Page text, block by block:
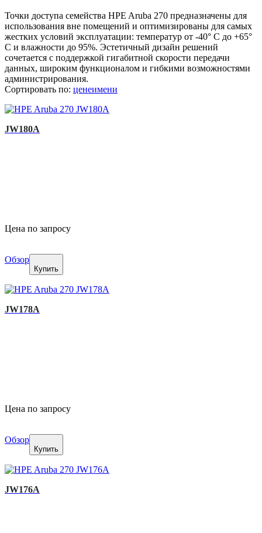
Точки доступа семейства HPE Aruba 270 предназначены для
использования вне помещений и оптимизированы для самых
жестких условий эксплуатации: температур от -40° C до +65°
C и влажности до 95%. Эстетичный дизайн решений
сочетается с поддержкой гигабитной скорости передачи
данных, широким функционалом и гибкими возможностями
администрирования.
Сортировать по: ценеимени
JW180A
Цена по запросу
Обзор
Купить
JW178A
Цена по запросу
Обзор
Купить
JW176A